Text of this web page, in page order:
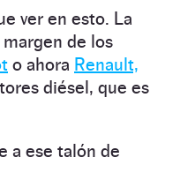
ver en esto. La
de los
o ahora Re­nault,
diésel, que es
a ese talón de